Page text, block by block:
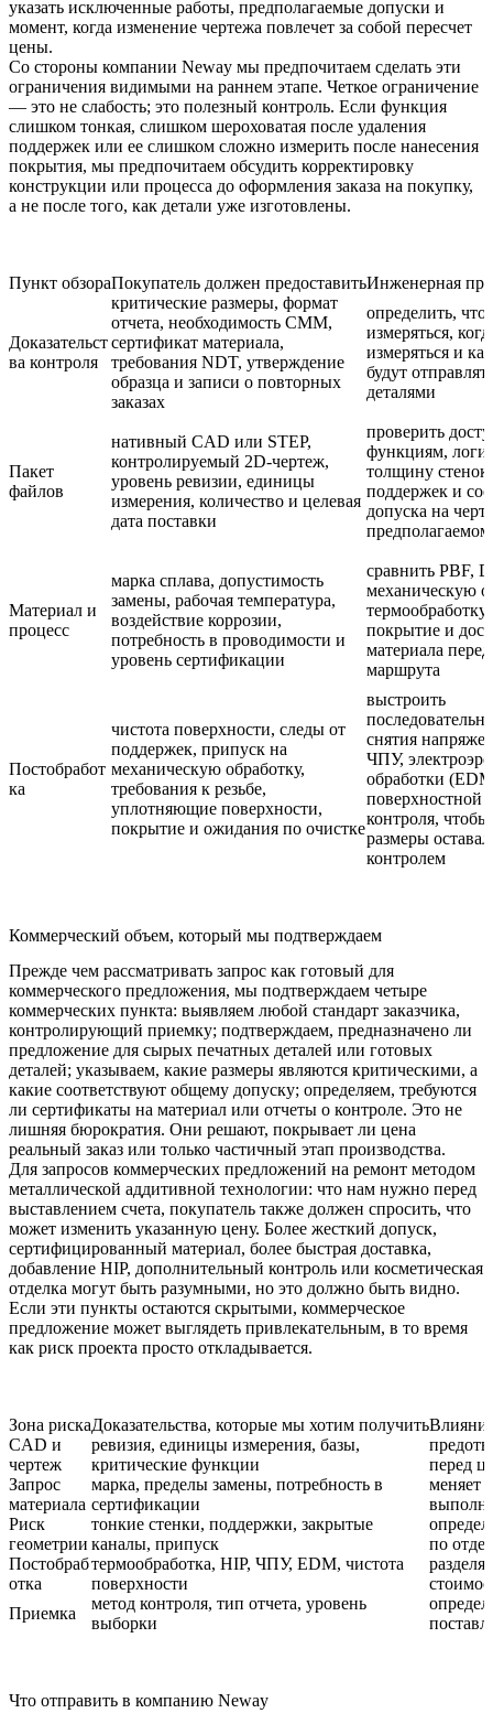
указать исключенные работы, предполагаемые допуски и
момент, когда изменение чертежа повлечет за собой пересчет
цены.
Со стороны компании Neway мы предпочитаем сделать эти
ограничения видимыми на раннем этапе. Четкое ограничение
— это не слабость; это полезный контроль. Если функция
слишком тонкая, слишком шероховатая после удаления
поддержек или ее слишком сложно измерить после нанесения
покрытия, мы предпочитаем обсудить корректировку
конструкции или процесса до оформления заказа на покупку,
а не после того, как детали уже изготовлены.
Пункт обзораПокупатель должен предоставитьИнженерная
Доказательст
ва контроля
критические размеры, формат
отчета, необходимость CMM,
сертификат материала,
требования NDT, утверждение
образца и записи о повторных
заказах
определить, что
измеряться,
измеряться и
будут
деталями
Пакет
файлов
нативный CAD или STEP,
контролируемый 2D-чертеж,
уровень ревизии, единицы
измерения, количество и целевая
дата поставки
проверить
функциям,
толщину
поддержек и
допуска на
Материал и
процесс
марка сплава, допустимость
замены, рабочая температура,
воздействие коррозии,
потребность в проводимости и
уровень сертификации
сравнить PBF,
механическую
покрытие и
материала
маршрута
Постобработ
ка
чистота поверхности, следы от
поддержек, припуск на
механическую обработку,
требования к резьбе,
уплотняющие поверхности,
покрытие и ожидания по очистке
выстроить
снятия
ЧПУ,
обработки
поверхностной
контроля,
размеры
контролем
Коммерческий объем, который мы подтверждаем
Прежде чем рассматривать запрос как готовый для
коммерческого предложения, мы подтверждаем четыре
коммерческих пункта: выявляем любой стандарт заказчика,
контролирующий приемку; подтверждаем, предназначено ли
предложение для сырых печатных деталей или готовых
деталей; указываем, какие размеры являются критическими, а
какие соответствуют общему допуску; определяем, требуются
ли сертификаты на материал или отчеты о контроле. Это не
лишняя бюрократия. Они решают, покрывает ли цена
реальный заказ или только частичный этап производства.
Для запросов коммерческих предложений на ремонт методом
металлической аддитивной технологии: что нам нужно перед
выставлением счета, покупатель также должен спросить, что
может изменить указанную цену. Более жесткий допуск,
сертифицированный материал, более быстрая доставка,
добавление HIP, дополнительный контроль или косметическая
отделка могут быть разумными, но это должно быть видно.
Если эти пункты остаются скрытыми, коммерческое
предложение может выглядеть привлекательным, в то время
как риск проекта просто откладывается.
Зона рискаДоказательства, которые мы хотим получить
CAD и
чертеж
ревизия, единицы измерения, базы,
критические функции
перед
Запрос
материала
марка, пределы замены, потребность в
сертификации
меняет
Риск
геометрии
тонкие стенки, поддержки, закрытые
каналы, припуск
по
Постобраб
отка
термообработка, HIP, ЧПУ, EDM, чистота
поверхности
Приемка
метод контроля, тип отчета, уровень
выборки
Что отправить в компанию Neway